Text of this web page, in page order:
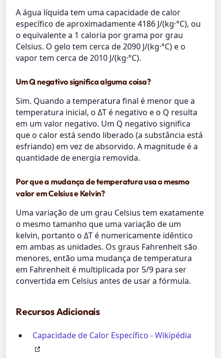
A água líquida tem uma capacidade de calor
específico de aproximadamente 4186 J/(kg·°C), ou
o equivalente a 1 caloria por grama por grau
Celsius. O gelo tem cerca de 2090 J/(kg·°C) e o
vapor tem cerca de 2010 J/(kg·°C).
Um Q negativo significa alguma coisa?
Sim. Quando a temperatura final é menor que a
temperatura inicial, o ΔT é negativo e o Q resulta
em um valor negativo. Um Q negativo significa
que o calor está sendo liberado (a substância está
esfriando) em vez de absorvido. A magnitude é a
quantidade de energia removida.
Por que a mudança de temperatura usa o mesmo
valor em Celsius e Kelvin?
Uma variação de um grau Celsius tem exatamente
o mesmo tamanho que uma variação de um
kelvin, portanto o ΔT é numericamente idêntico
em ambas as unidades. Os graus Fahrenheit são
menores, então uma mudança de temperatura
em Fahrenheit é multiplicada por 5/9 para ser
convertida em Celsius antes de usar a fórmula.
Recursos Adicionais
Capacidade de Calor Específico - Wikipédia